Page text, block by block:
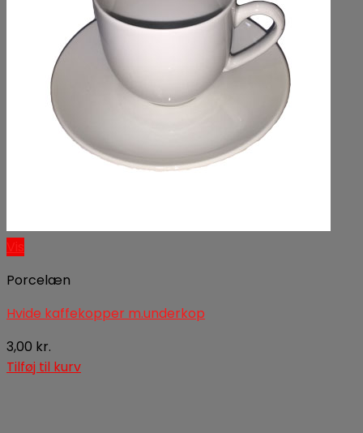
Porcelæn
Hvide kaffekopper m.underkop
3,00 kr.
Tilføj til kurv